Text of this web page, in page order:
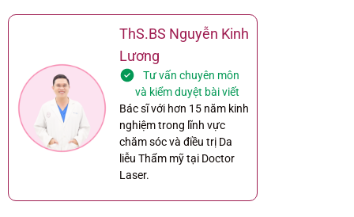
ThS.BS Nguyễn Kinh
Lương
Tư vấn chuyên môn
và kiểm duyệt bài viết
Bác sĩ với hơn 15 năm kinh
nghiệm trong lĩnh vực
chăm sóc và điều trị Da
liễu Thẩm mỹ tại Doctor
Laser.